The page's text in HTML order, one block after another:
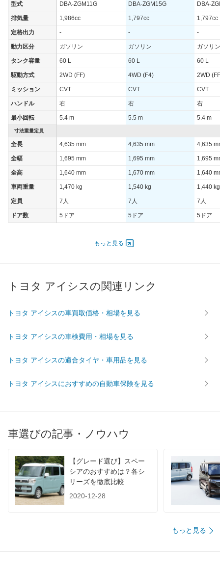
型式 DBA-ZGM11G DBA-ZGM15G DBA-
排気量 1,986cc 1,797cc 1,797cc
定格出力 - - -
動力区分 ガソリン ガソリン ガソリン
タンク容量 60 L 60 L 60 L
駆動方式 2WD (FF) 4WD (F4) 2WD
ミッション CVT CVT CVT
ハンドル 右 右 右
最小回転 5.4 m 5.5 m 5.4 m
寸法重量定員
全長 4,635 mm 4,635 mm 4,635
全幅 1,695 mm 1,695 mm 1,695
全高 1,640 mm 1,670 mm 1,640
車両重量 1,470 kg 1,540 kg 1,440 kg
定員 7人 7人 7人
ドア数 5ドア 5ドア 5ドア
過給機 -
後輪サイズ 195/65R15 195/65R15 195/
WLTC - -
WLTC/郊外 -
1015 -
装備オプション 装備詳細を見る 装備詳細を見る 装備
もっと見る
トヨタ アイシスの関連リンク
トヨタ アイシスの車買取価格・相場を見る
トヨタ アイシスの車検費用・相場を見る
トヨタ アイシスの適合タイヤ・車用品を見る
トヨタ アイシスにおすすめの自動車保険を見る
車選びの記事・ノウハウ
【グレード選び】スペー
シアのおすすめは？各シ
リーズを徹底比較
2020-12-28
もっと見る